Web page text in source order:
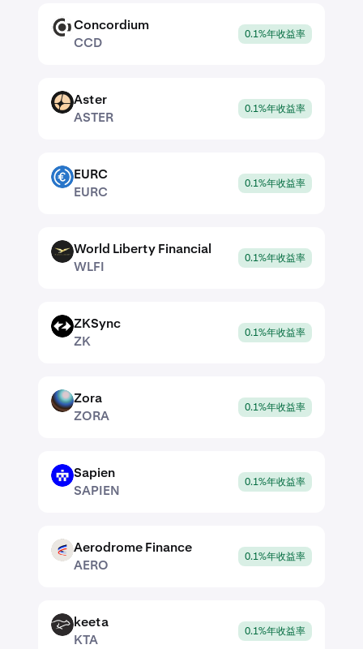
CCD
Concordium
CCD
0.1%年收益率
ASTER Aster
ASTER
0.1%年收益率
EURC
EURC
EURC
0.1%年收益率
WLFI
World Liberty Financial
WLFI
0.1%年收益率
ZK
ZKSync
ZK
0.1%年收益率
ZORA Zora
ZORA
0.1%年收益率
SAPIEN
Sapien
SAPIEN
0.1%年收益率
AERO
Aerodrome Finance
AERO
0.1%年收益率
KTA
keeta
KTA
0.1%年收益率